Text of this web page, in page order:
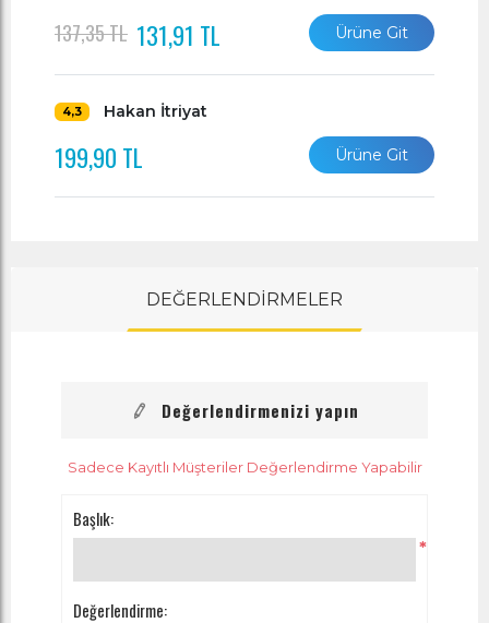
137,35 TL 131,91 TL Ürüne Git
4,3 Hakan İtriyat
199,90 TL Ürüne Git
DEĞERLENDİRMELER
Değerlendirmenizi yapın
Sadece Kayıtlı Müşteriler Değerlendirme Yapabilir
Başlık:
*
Değerlendirme: